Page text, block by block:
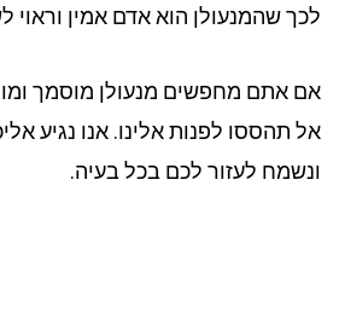
שהמנעולן הוא אדם אמין וראוי
אתם מחפשים מנעולן מוסמך ומורשה
לעזור לכם בכל בעיה.